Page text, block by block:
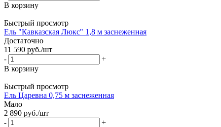
В корзину
Быстрый просмотр
Ель "Кавказская Люкс" 1,8 м заснеженная
Достаточно
11 590 руб./шт
-
+
В корзину
Быстрый просмотр
Ель Царевна 0,75 м заснеженная
Мало
2 890 руб./шт
-
+